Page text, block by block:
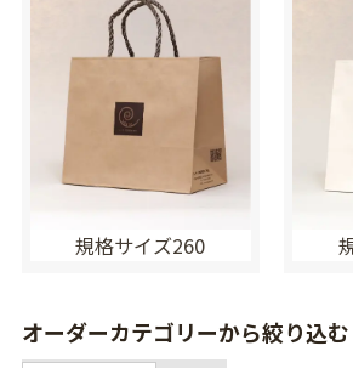
規格サイズ260
オーダーカテゴリーから絞り込む